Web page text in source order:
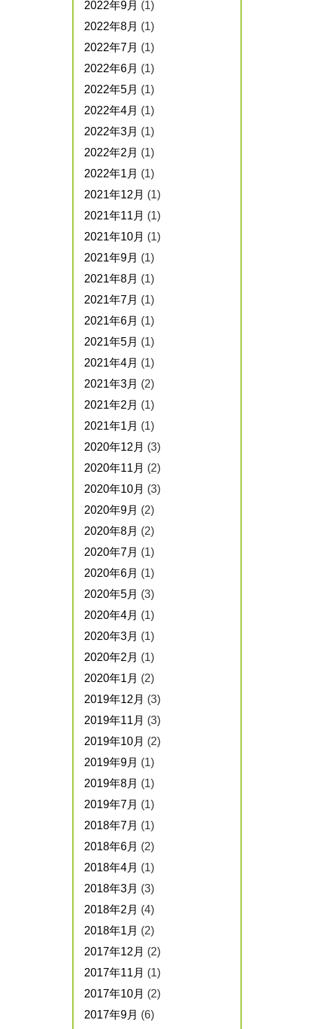
2022年9月 (1)
2022年8月 (1)
2022年7月 (1)
2022年6月 (1)
2022年5月 (1)
2022年4月 (1)
2022年3月 (1)
2022年2月 (1)
2022年1月 (1)
2021年12月 (1)
2021年11月 (1)
2021年10月 (1)
2021年9月 (1)
2021年8月 (1)
2021年7月 (1)
2021年6月 (1)
2021年5月 (1)
2021年4月 (1)
2021年3月 (2)
2021年2月 (1)
2021年1月 (1)
2020年12月 (3)
2020年11月 (2)
2020年10月 (3)
2020年9月 (2)
2020年8月 (2)
2020年7月 (1)
2020年6月 (1)
2020年5月 (3)
2020年4月 (1)
2020年3月 (1)
2020年2月 (1)
2020年1月 (2)
2019年12月 (3)
2019年11月 (3)
2019年10月 (2)
2019年9月 (1)
2019年8月 (1)
2019年7月 (1)
2018年7月 (1)
2018年6月 (2)
2018年4月 (1)
2018年3月 (3)
2018年2月 (4)
2018年1月 (2)
2017年12月 (2)
2017年11月 (1)
2017年10月 (2)
2017年9月 (6)